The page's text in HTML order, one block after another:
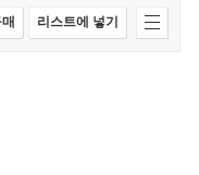
리스트에 넣기